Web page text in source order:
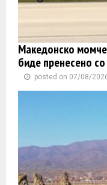
Македонско
биде пренесено
posted on 07/08/